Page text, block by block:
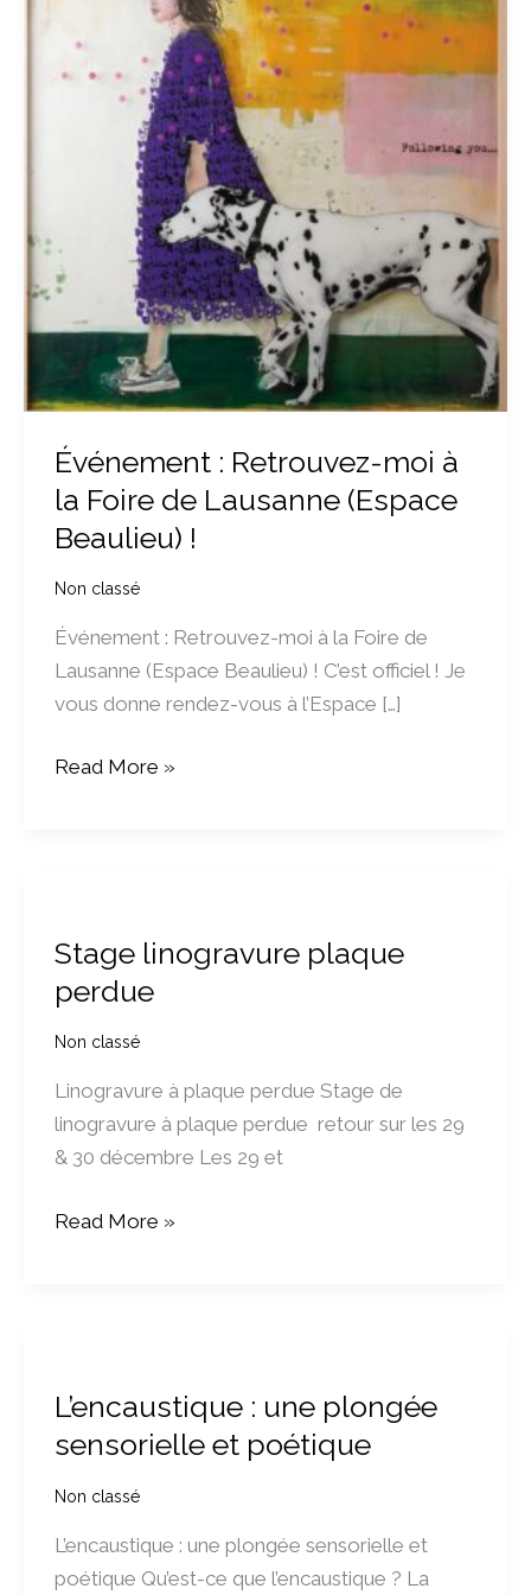
Événement : Retrouvez-moi à
la Foire de Lausanne (Espace
Beaulieu) !
Non classé
Événement : Retrouvez-moi à la Foire de
Lausanne (Espace Beaulieu) ! C’est officiel ! Je
vous donne rendez-vous à l’Espace […]
Retrouvez-
moi
à
Lausanne
Beaulieu)
Read More »
Stage linogravure plaque
perdue
Non classé
Linogravure à plaque perdue Stage de
linogravure à plaque perdue retour sur les 29
& 30 décembre Les 29 et
plaque
perdue
Read More »
L’encaustique : une plongée
sensorielle et poétique
Non classé
L’encaustique : une plongée sensorielle et
poétique Qu’est-ce que l’encaustique ? La
une
plongée
et
poétique